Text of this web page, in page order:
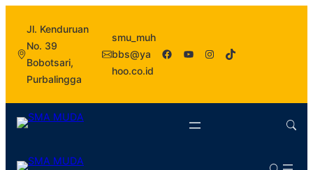
Jl. Kenduruan
No. 39
Bobotsari,
Purbalingga
smu_muh
bbs@ya
hoo.co.id
Facebook YouTube Instagram TikTok